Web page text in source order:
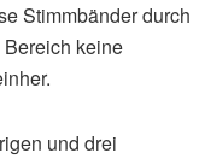
Stimmbänder durch
keine
und drei